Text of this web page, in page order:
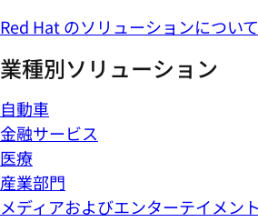
Red Hat のソリューションについて
業種別ソリューション
自動車
金融サービス
医療
産業部門
メディアおよびエンターテイメント